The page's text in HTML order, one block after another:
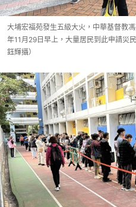
大埔宏福苑發生五級大火，中華基督教
年11月29日早上，大量居民到此申請災
鈺輝攝）